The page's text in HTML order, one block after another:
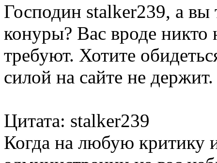
Господин stalker239, а вы
конуры? Вас вроде никто
требуют. Хотите
силой на сайте не держит.
Цитата: stalker239
Когда на любую критику